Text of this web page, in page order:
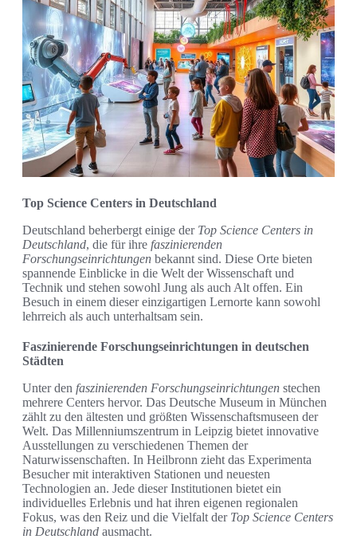
Top Science Centers in Deutschland
Deutschland beherbergt einige der Top Science Centers in
Deutschland, die für ihre faszinierenden
Forschungseinrichtungen bekannt sind. Diese Orte bieten
spannende Einblicke in die Welt der Wissenschaft und
Technik und stehen sowohl Jung als auch Alt offen. Ein
Besuch in einem dieser einzigartigen Lernorte kann sowohl
lehrreich als auch unterhaltsam sein.
Faszinierende Forschungseinrichtungen in deutschen
Städten
Unter den faszinierenden Forschungseinrichtungen stechen
mehrere Centers hervor. Das Deutsche Museum in München
zählt zu den ältesten und größten Wissenschaftsmuseen der
Welt. Das Millenniumszentrum in Leipzig bietet innovative
Ausstellungen zu verschiedenen Themen der
Naturwissenschaften. In Heilbronn zieht das Experimenta
Besucher mit interaktiven Stationen und neuesten
Technologien an. Jede dieser Institutionen bietet ein
individuelles Erlebnis und hat ihren eigenen regionalen
Fokus, was den Reiz und die Vielfalt der Top Science Centers
in Deutschland ausmacht.